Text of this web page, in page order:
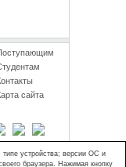
сайта
типе устройства; версии ОС и
браузера. Нажимая кнопку